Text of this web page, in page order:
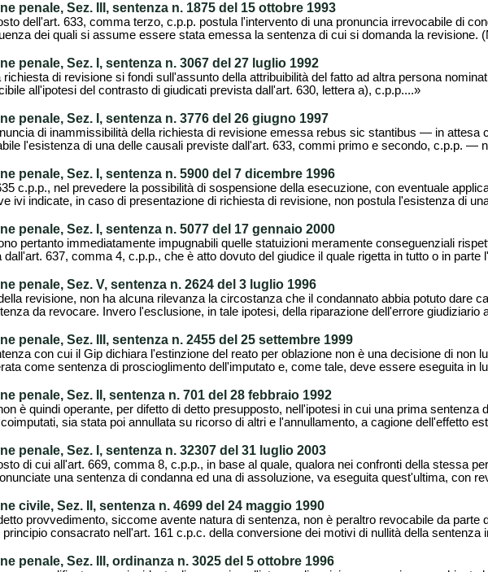
penale, Sez. III, sentenza n. 1875 del 15 ottobre 1993
dell'art. 633, comma terzo, c.p.p. postula l'intervento di una pronuncia irrevocabile di
dei quali si assume essere stata emessa la sentenza di cui si domanda la revisione.
penale, Sez. I, sentenza n. 3067 del 27 luglio 1992
richiesta di revisione si fondi sull'assunto della attribuibilità del fatto ad altra persona
all'ipotesi del contrasto di giudicati prevista dall'art. 630, lettera a), c.p.p....»
penale, Sez. I, sentenza n. 3776 del 26 giugno 1997
di inammissibilità della richiesta di revisione emessa rebus sic stantibus — in attesa
l'esistenza di una delle causali previste dall'art. 633, commi primo e secondo, c.p.p. —
penale, Sez. I, sentenza n. 5900 del 7 dicembre 1996
c.p.p., nel prevedere la possibilità di sospensione della esecuzione, con eventuale
ivi indicate, in caso di presentazione di richiesta di revisione, non postula l'esistenza di
penale, Sez. I, sentenza n. 5077 del 17 gennaio 2000
pertanto immediatamente impugnabili quelle statuizioni meramente conseguenziali
dall'art. 637, comma 4, c.p.p., che è atto dovuto del giudice il quale rigetta in tutto o in parte
penale, Sez. V, sentenza n. 2624 del 3 luglio 1996
revisione, non ha alcuna rilevanza la circostanza che il condannato abbia potuto dare
da revocare. Invero l'esclusione, in tale ipotesi, della riparazione dell'errore giudiziario
penale, Sez. III, sentenza n. 2455 del 25 settembre 1999
con cui il Gip dichiara l'estinzione del reato per oblazione non è una decisione di non
come sentenza di proscioglimento dell'imputato e, come tale, deve essere eseguita in
penale, Sez. II, sentenza n. 701 del 28 febbraio 1992
è quindi operante, per difetto di detto presupposto, nell'ipotesi in cui una prima sentenza
sia stata poi annullata su ricorso di altri e l'annullamento, a cagione dell'effetto
penale, Sez. I, sentenza n. 32307 del 31 luglio 2003
di cui all'art. 669, comma 8, c.p.p., in base al quale, qualora nei confronti della stessa
una sentenza di condanna ed una di assoluzione, va eseguita quest'ultima, con
civile, Sez. II, sentenza n. 4699 del 24 maggio 1990
provvedimento, siccome avente natura di sentenza, non è peraltro revocabile da parte
principio consacrato nell'art. 161 c.p.c. della conversione dei motivi di nullità della sentenza
penale, Sez. III, ordinanza n. 3025 del 5 ottobre 1996